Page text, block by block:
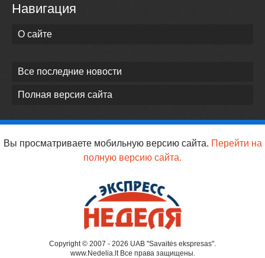
Навигация
О сайте
Все последние новости
Полная версия сайта
Вы просматриваете мобильную версию сайта. Перейти на
полную версию сайта.
Copyright © 2007 - 2026 UAB "Savaitės ekspresas".
www.Nedelia.lt Все права защищены.